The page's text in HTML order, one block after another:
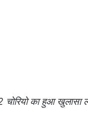
चोरियो का हुआ